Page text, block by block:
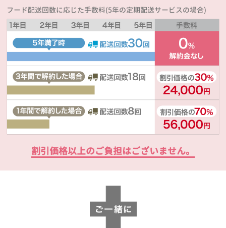
フード配送回数に応じた手数料(5年の定期配送サービスの場合)
割引価格以上のご負担はございません。